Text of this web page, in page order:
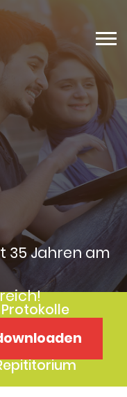
35 Jahren am
Protokolle